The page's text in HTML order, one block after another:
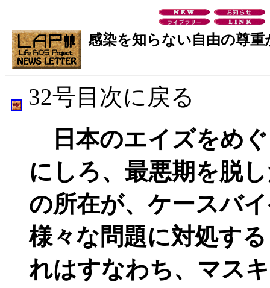
感染を知らない自由の尊重
32号目次に戻る
日本のエイズをめ
にしろ、最悪期を脱
の所在が、ケースバ
様々な問題に対処す
れはすなわち、マス